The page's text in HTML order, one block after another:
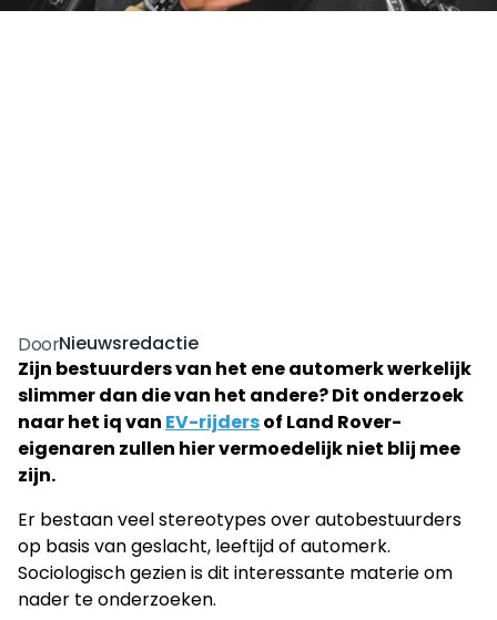
DoorNieuwsredactie
Zijn bestuurders van het ene automerk werkelijk
slimmer dan die van het andere? Dit onderzoek
naar het iq van EV-rijdersof Land Rover-
eigenaren zullen hier vermoedelijk niet blij mee
zijn.
Er bestaan veel stereotypes over autobestuurders
op basis van geslacht, leeftijd of automerk.
Sociologisch gezien is dit interessante materie om
nader te onderzoeken.